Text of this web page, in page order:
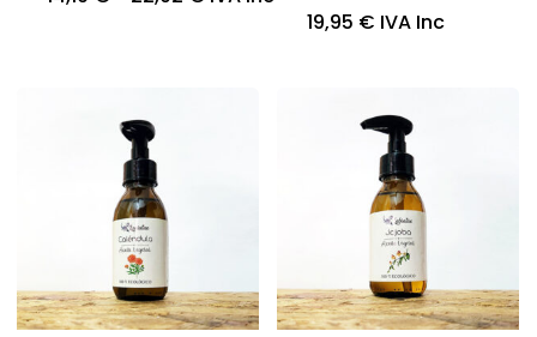
producto
producto
19,95 € IVA Inc